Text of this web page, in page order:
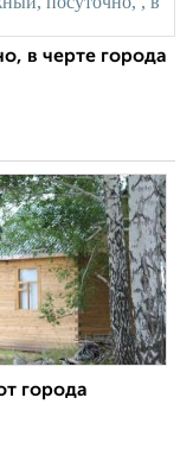
в черте города
города